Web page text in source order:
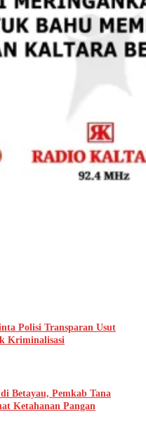
Polisi Transparan Usut
Kriminalisasi
Betayau, Pemkab Tana
Ketahanan Pangan